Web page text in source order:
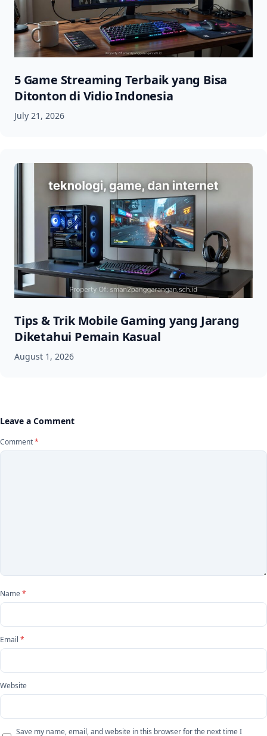
5 Game Streaming Terbaik yang Bisa
Ditonton di Vidio Indonesia
July 21, 2026
Tips & Trik Mobile Gaming yang Jarang
Diketahui Pemain Kasual
August 1, 2026
Leave a Comment
Comment*
Name*
Email *
Website
Save my name, email, and website in this browser for the next time I